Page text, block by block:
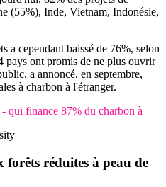
(55%), Inde, Vietnam, Indonésie,
a cependant baissé de 76%, selon
pays ont promis de ne plus ouvrir
a annoncé, en septembre,
à charbon à l'étranger.
qui finance 87% du charbon à
forêts réduites à peau de